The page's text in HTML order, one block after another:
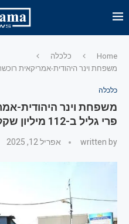
Home
כלכלה
משפחת וינר היהודית-אמריקאית רוכשת את
כלכלה
משפחת וינר היהודית-
פרי גליל ב-112 מיליון שקל
written by אפריל 12, 2025